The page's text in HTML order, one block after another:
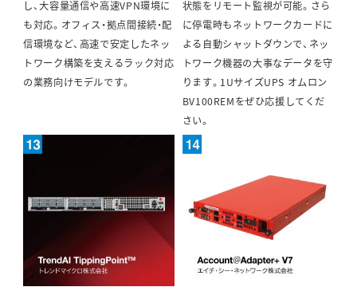
し、大容量通信や高速VPN環境に
も対応。オフィス・拠点間接続・配
信環境など、高速で安定したネッ
トワーク構築を支えるラック対応
の業務向けモデルです。
状態をリモート監視が可能。さら
に停電時もネットワークカードに
よる自動シャットダウンで、ネッ
トワーク機器の大事なデータを守
ります。1UサイズUPS オムロン
BV100REMをぜひ応援してくだ
さい。